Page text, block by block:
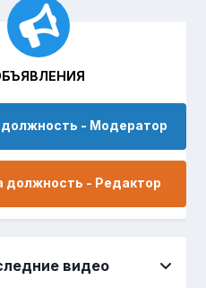
должность - Модератор
должность - Редактор
видео